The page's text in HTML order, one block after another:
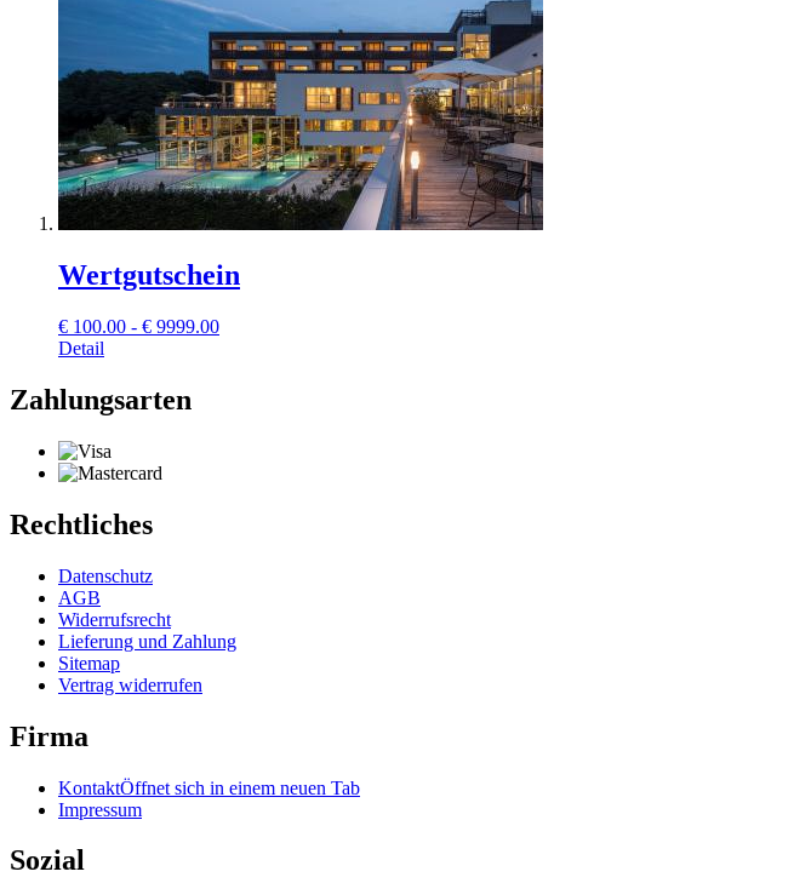
Wertgutschein
€ 100.00 - € 9999.00
Detail
Zahlungsarten
Rechtliches
Datenschutz
AGB
Widerrufsrecht
Lieferung und Zahlung
Sitemap
Vertrag widerrufen
Firma
KontaktÖffnet sich in einem neuen Tab
Impressum
Sozial